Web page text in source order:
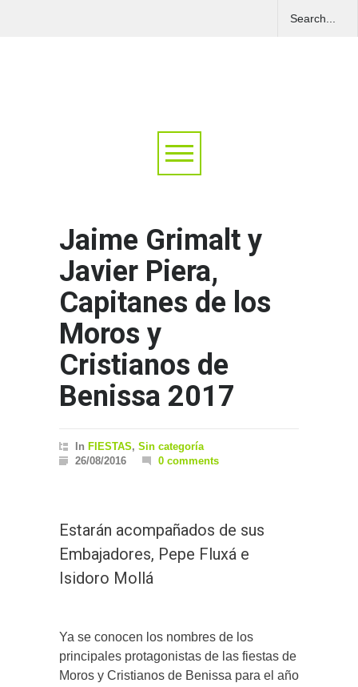
Jaime Grimalt y
Javier Piera,
Capitanes de los
Moros y
Cristianos de
Benissa 2017
In FIESTAS, Sin categoría
26/08/2016
0 comments
Estarán acompañados de sus
Embajadores, Pepe Fluxá e
Isidoro Mollá
Ya se conocen los nombres de los
principales protagonistas de las fiestas de
Moros y Cristianos de Benissa para el año